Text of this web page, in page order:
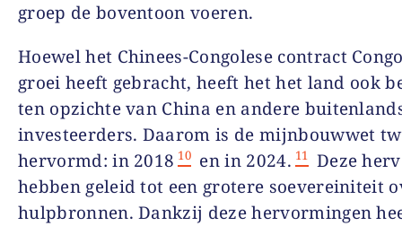
groep de boventoon voeren.
Hoewel het Chinees-Congolese contract
groei heeft gebracht, heeft het het land ook
ten opzichte van China en andere
investeerders. Daarom is de mijnbouwwet
hervormd: in 2018 10 en in 2024. 11 Deze
hebben geleid tot een grotere soevereiniteit
hulpbronnen. Dankzij deze hervormingen